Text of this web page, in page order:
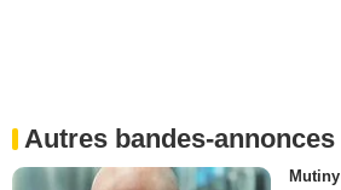
Autres bandes-annonces
Mutiny